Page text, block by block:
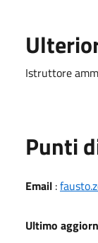
Istruttore
Punti
Email :
Ultimo